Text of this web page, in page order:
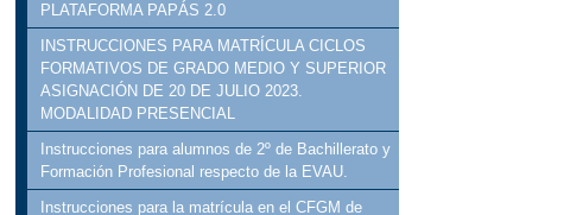
PLATAFORMA PAPÁS 2.0
INSTRUCCIONES PARA MATRÍCULA CICLOS
FORMATIVOS DE GRADO MEDIO Y SUPERIOR
ASIGNACIÓN DE 20 DE JULIO 2023.
MODALIDAD PRESENCIAL
Instrucciones para alumnos de 2º de Bachillerato y
Formación Profesional respecto de la EVAU.
Instrucciones para la matrícula en el CFGM de